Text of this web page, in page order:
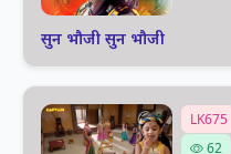
सुन भौजी सुन भौजी
LK675
62